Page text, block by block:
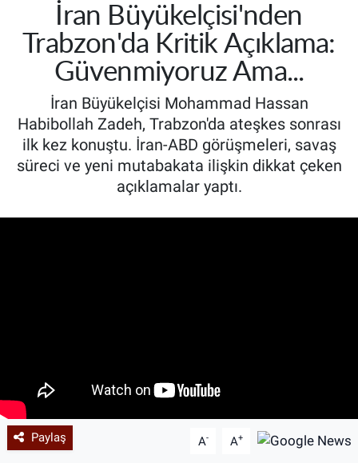
İran Büyükelçisi'nden
Trabzon'da Kritik Açıklama:
Güvenmiyoruz Ama...
İran Büyükelçisi Mohammad Hassan
Habibollah Zadeh, Trabzon'da ateşkes sonrası
ilk kez konuştu. İran-ABD görüşmeleri, savaş
süreci ve yeni mutabakata ilişkin dikkat çeken
açıklamalar yaptı.
Paylaş A- A+
Resmi Reklam
Yazarlar
Perde Arkası
Süper Lig Puan Durumu ve Fikstür
Tüm Manşetler
Son Dakika Haberleri
Haber Arşivi